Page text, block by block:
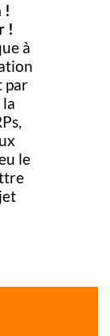
!
!
à
par
le